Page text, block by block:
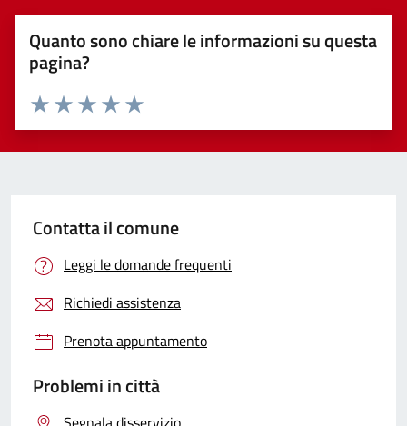
Quanto sono chiare le informazioni su questa
pagina?
Valuta 5 stelle su 5
Valuta 4 stelle su 5
Valuta 3 stelle su 5
Valuta 2 stelle su 5
Valuta 1 stelle su 5
Contatta il comune
Leggi le domande frequenti
Richiedi assistenza
Prenota appuntamento
Problemi in città